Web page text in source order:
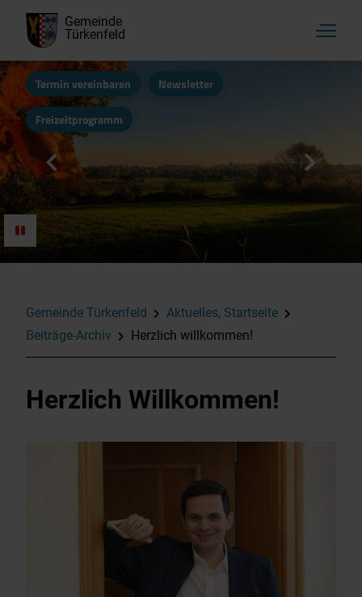
Gemeinde
Türkenfeld
Termin vereinbaren Newsletter
Freizeitprogramm
Gemeinde Türkenfeld
Aktuelles, Startseite
Beiträge-Archiv
Herzlich willkommen!
Herzlich Willkommen!